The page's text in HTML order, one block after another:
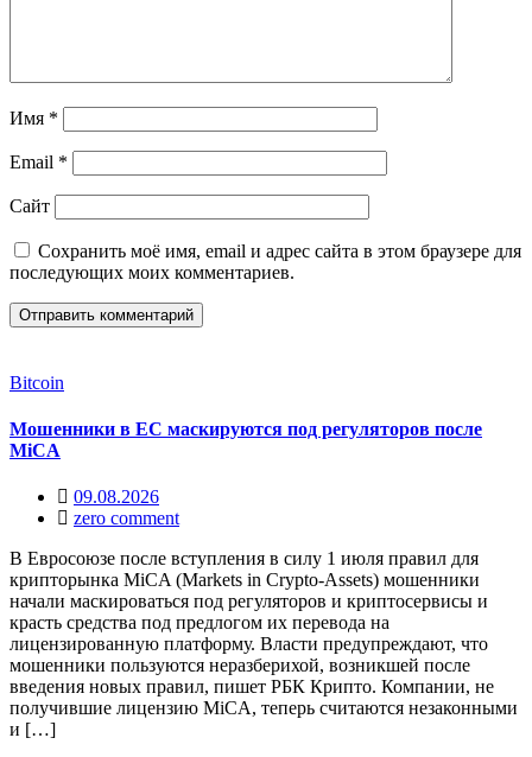
Имя *
Email *
Сайт
Сохранить моё имя, email и адрес сайта в этом браузере для
последующих моих комментариев.
Bitcoin
Мошенники в ЕС маскируются под регуляторов после
MiCA
09.08.2026
zero comment
В Евросоюзе после вступления в силу 1 июля правил для
крипторынка MiCA (Markets in Crypto-Assets) мошенники
начали маскироваться под регуляторов и криптосервисы и
красть средства под предлогом их перевода на
лицензированную платформу. Власти предупреждают, что
мошенники пользуются неразберихой, возникшей после
введения новых правил, пишет РБК Крипто. Компании, не
получившие лицензию MiCA, теперь считаются незаконными
и […]